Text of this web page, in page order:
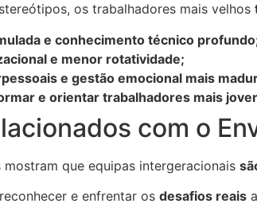
os trabalhadores mais velhos
e conhecimento técnico
e menor rotatividade;
e gestão emocional mais
e orientar trabalhadores mais
com o
que equipas intergeracionais
e enfrentar os desafios reais